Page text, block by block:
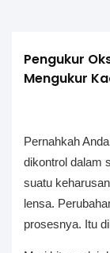
Pengukur
Mengukur
Pernahkah
dikontrol dalam
suatu
lensa.
prosesnya. Itu